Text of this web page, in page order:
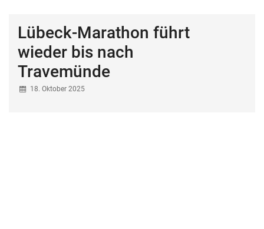
Lübeck-Marathon führt
wieder bis nach
Travemünde
18. Oktober 2025